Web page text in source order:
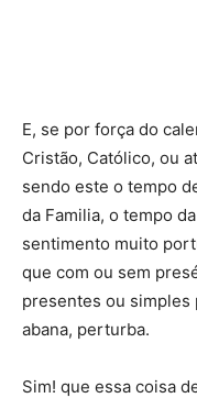
E, se por força do
Cristão, Católico, ou
sendo este o tempo
da Familia, o tempo
sentimento muito
que com ou sem
presentes ou simples
abana, perturba.
Sim! que essa coisa